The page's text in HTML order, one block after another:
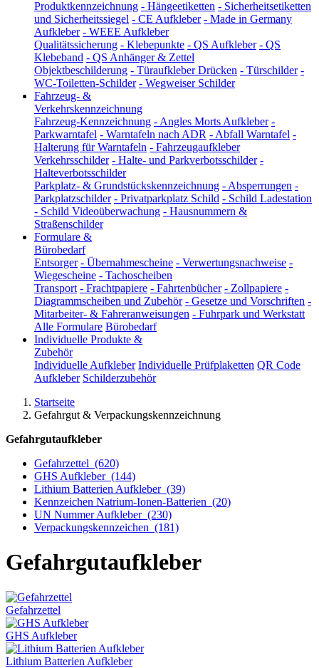
Produktkennzeichnung - Hängeetiketten - Sicherheitsetiketten
und Sicherheitssiegel - CE Aufkleber - Made in Germany
Aufkleber - WEEE Aufkleber
Qualitätssicherung - Klebepunkte - QS Aufkleber - QS
Klebeband - QS Anhänger & Zettel
Objektbeschilderung - Türaufkleber Drücken - Türschilder -
WC-Toiletten-Schilder - Wegweiser Schilder
Fahrzeug- &
Verkehrskennzeichnung
Fahrzeug-Kennzeichnung - Angles Morts Aufkleber -
Parkwarntafel - Warntafeln nach ADR - Abfall Warntafel -
Halterung für Warntafeln - Fahrzeugaufkleber
Verkehrsschilder - Halte- und Parkverbotsschilder -
Halteverbotsschilder
Parkplatz- & Grundstückskennzeichnung - Absperrungen -
Parkplatzschilder - Privatparkplatz Schild - Schild Ladestation
- Schild Videoüberwachung - Hausnummern &
Straßenschilder
Formulare &
Bürobedarf
Entsorger - Übernahmescheine - Verwertungsnachweise -
Wiegescheine - Tachoscheiben
Transport - Frachtpapiere - Fahrtenbücher - Zollpapiere -
Diagrammscheiben und Zubehör - Gesetze und Vorschriften -
Mitarbeiter- & Fahreranweisungen - Fuhrpark und Werkstatt
Alle Formulare Bürobedarf
Individuelle Produkte &
Zubehör
Individuelle Aufkleber Individuelle Prüfplaketten QR Code
Aufkleber Schilderzubehör
Startseite
Gefahrgut & Verpackungskennzeichnung
Gefahrgutaufkleber
Gefahrzettel (620)
GHS Aufkleber (144)
Lithium Batterien Aufkleber (39)
Kennzeichen Natrium-Ionen-Batterien (20)
UN Nummer Aufkleber (230)
Verpackungskennzeichen (181)
Gefahrgutaufkleber
Gefahrzettel
GHS Aufkleber
Lithium Batterien Aufkleber